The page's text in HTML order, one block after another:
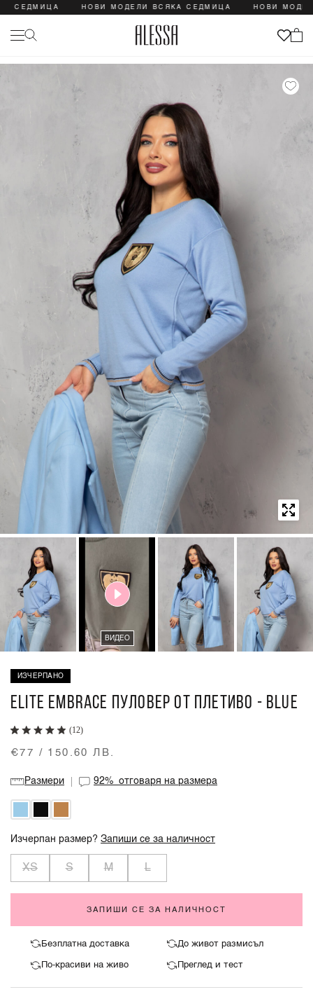
НОВИ МОДЕЛИ ВСЯКА СЕДМИЦА НОВИ МОДЕЛИ
ВИДЕО
ИЗЧЕРПАНО
ELITE EMBRACE ПУЛОВЕР ОТ ПЛЕТИВО - BLUE
(12)
€77 / 150.60 ЛВ.
Размери 92%отговаря на размера
Изчерпан размер?Запиши се за наличност
XS S M L
ЗАПИШИ СЕ ЗА НАЛИЧНОСТ
Безплатна доставка До живот размисъл
По-красиви на живо Преглед и тест